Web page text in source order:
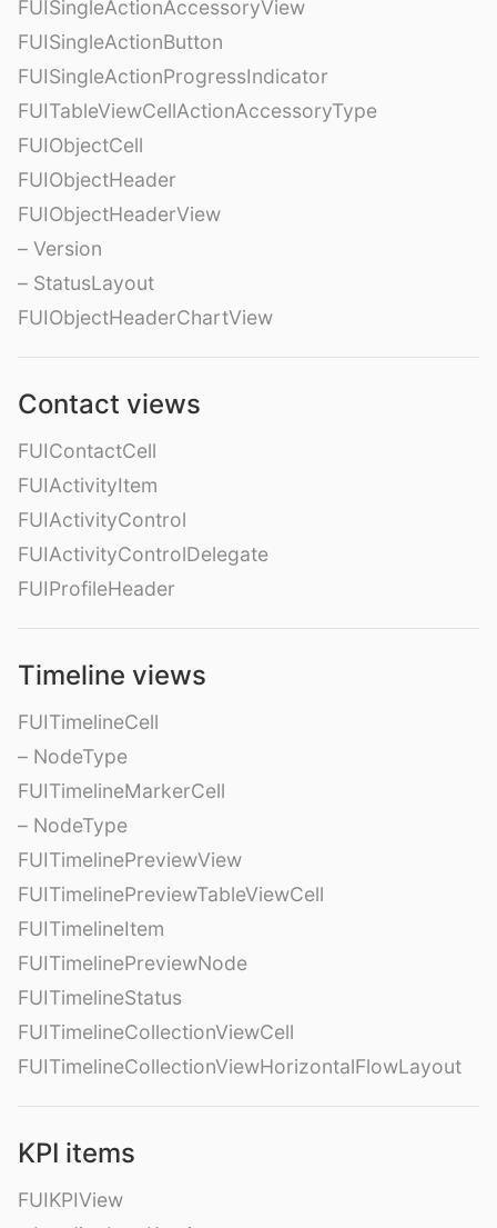
FUISingleActionAccessoryView
FUISingleActionButton
FUISingleActionProgressIndicator
FUITableViewCellActionAccessoryType
FUIObjectCell
FUIObjectHeader
FUIObjectHeaderView
– Version
– StatusLayout
FUIObjectHeaderChartView
Contact views
FUIContactCell
FUIActivityItem
FUIActivityControl
FUIActivityControlDelegate
FUIProfileHeader
Timeline views
FUITimelineCell
– NodeType
FUITimelineMarkerCell
– NodeType
FUITimelinePreviewView
FUITimelinePreviewTableViewCell
FUITimelineItem
FUITimelinePreviewNode
FUITimelineStatus
FUITimelineCollectionViewCell
FUITimelineCollectionViewHorizontalFlowLayout
KPI items
FUIKPIView